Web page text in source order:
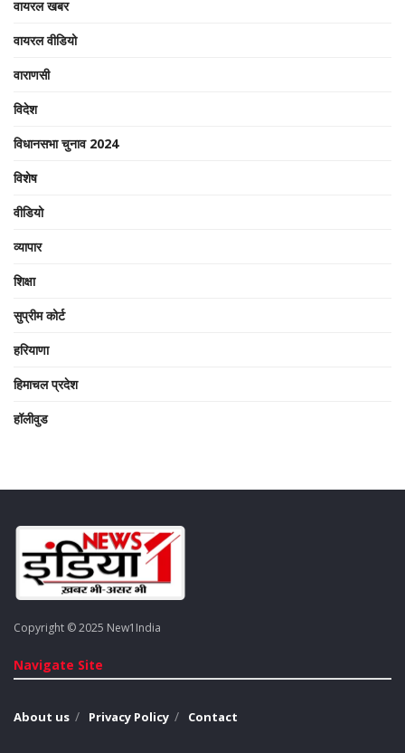
वायरल खबर
वायरल वीडियो
वाराणसी
विदेश
विधानसभा चुनाव 2024
विशेष
वीडियो
व्यापार
शिक्षा
सुप्रीम कोर्ट
हरियाणा
हिमाचल प्रदेश
हॉलीवुड
Copyright © 2025 New1India
Navigate Site
About us Privacy Policy Contact